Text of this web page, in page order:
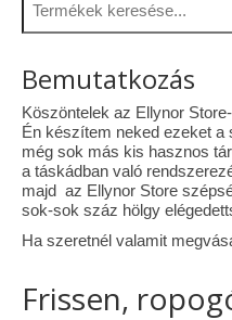
Bemutatkozás
Köszöntelek az Ellynor
Én készítem neked ezeket a
még sok más kis hasznos
a táskádban való
majd az Ellynor Store
sok-sok száz hölgy
Ha szeretnél valamit
Frissen,